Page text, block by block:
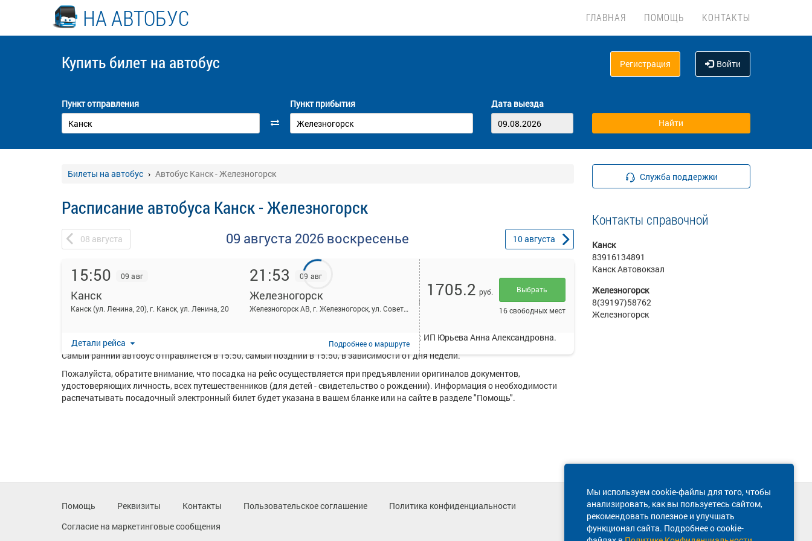
НА АВТОБУС ГЛАВНАЯ ПОМОЩЬ КОНТАКТЫ
Купить билет на автобус Регистрация Войти
Пункт отправления Пункт прибытия Дата выезда
Билеты на автобус Автобус Канск - Железногорск
Расписание автобуса Канск - Железногорск
08 августа 09 августа 2026 воскресенье 10августа
15:50 09 авг
Канск
Канск (ул. Ленина, 20), г. Канск, ул. Ленина, 20
21:53 09 авг
Железногорск
Железногорск АВ, г. Железногорск, ул. Советской Армии, 8
Детали рейса Подробнеео маршруте
1705.2 руб. Выбрать
16 свободных мест
На данной странице вы можете ознакомиться с расписанием и купить билет онлайн на автобус Канск - Железногорск.
Перевозку пассажиров по данному направлению осуществляют следующие перевозчики: ИП Юрьева Анна Александровна.
Самый ранний автобус отправляется в 15:50, самый поздний в 15:50, в зависимости от дня недели.
Пожалуйста, обратите внимание, что посадка на рейс осуществляется при предъявлении оригиналов документов,
удостоверяющих личность, всех путешественников (для детей - свидетельство о рождении). Информация о необходимости
распечатывать посадочный электронный билет будет указана в вашем бланке или на сайте в разделе "Помощь".
Служба поддержки
Контакты справочной
Канск
83916134891
Канск Автовокзал
Железногорск
8(39197)58762
Железногорск
Мы используем cookie-файлы для того, чтобы
анализировать, как вы пользуетесь сайтом,
рекомендовать полезное и улучшать
функционал сайта. Подробнее о cookie-
Помощь Реквизиты Контакты Пользовательское соглашение
Политика конфиденциальности
Согласие на маркетинговые сообщения
Техническая поддержка сайта
8 800 600-03-38